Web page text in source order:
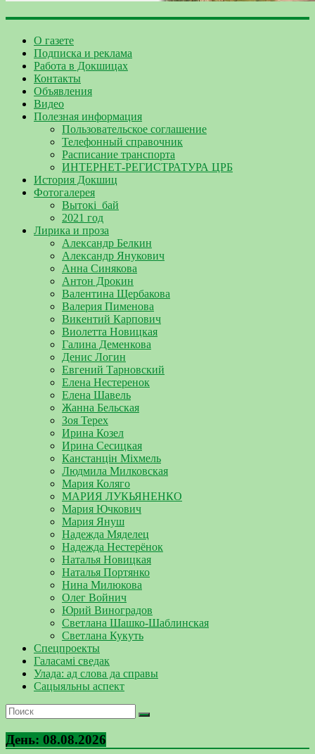
О газете
Подписка и реклама
Работа в Докшицах
Контакты
Объявления
Видео
Полезная информация
Пользовательское соглашение
Телефонный справочник
Расписание транспорта
ИНТЕРНЕТ-РЕГИСТРАТУРА ЦРБ
История Докшиц
Фотогалерея
Вытокі_бай
2021 год
Лирика и проза
Александр Белкин
Александр Янукович
Анна Синякова
Антон Дрокин
Валентина Щербакова
Валерия Пименова
Викентий Карпович
Виолетта Новицкая
Галина Деменкова
Денис Логин
Евгений Тарновский
Елена Нестеренок
Елена Шавель
Жанна Бельская
Зоя Терех
Ирина Козел
Ирина Сесицкая
Канстанцін Міхмель
Людмила Милковская
Мария Коляго
МАРИЯ ЛУКЬЯНЕНКО
Мария Ючкович
Мария Януш
Надежда Мяделец
Надежда Нестерёнок
Наталья Новицкая
Наталья Портянко
Нина Милюкова
Олег Войнич
Юрий Виноградов
Светлана Шашко-Шаблинская
Светлана Кукуть
Спецпроекты
Галасамі сведак
Улада: ад слова да справы
Сацыяльны аспект
День: 08.08.2026